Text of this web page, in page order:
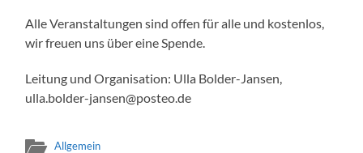
Alle Veranstaltungen sind offen für alle und kostenlos,
wir freuen uns über eine Spende.
Leitung und Organisation: Ulla Bolder-Jansen,
ulla.bolder-jansen@posteo.de
Allgemein